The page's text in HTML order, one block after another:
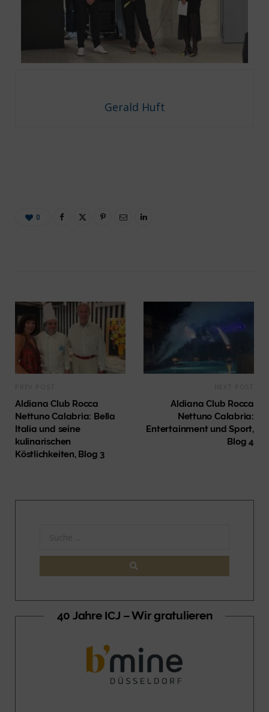
Gerald Huft
0
Aldiana Club Rocca
Nettuno Calabria: Bella
Italia und seine
kulinarischen
Köstlichkeiten, Blog 3
Aldiana Club Rocca
Nettuno Calabria:
Entertainment und Sport,
Blog 4
40 Jahre ICJ – Wir gratulieren